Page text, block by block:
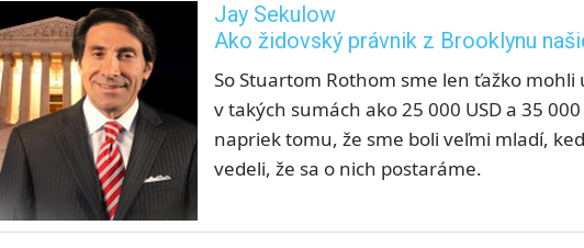
Jay Sekulow
Ako židovský právnik z Brooklynu
So Stuartom Rothom sme len ťažko
v takých sumách ako 25 000 USD a 35
napriek tomu, že sme boli veľmi mladí,
vedeli, že sa o nich postaráme.